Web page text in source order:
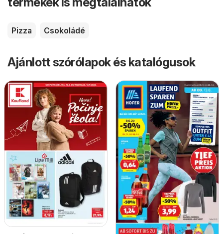
Pizza Csokoládé
Ajánlott szórólapok és katalógusok